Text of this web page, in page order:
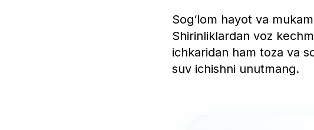
Sog‘lom hayot va
Shirinliklardan voz
ichkaridan ham toza va
suv ichishni unutmang.